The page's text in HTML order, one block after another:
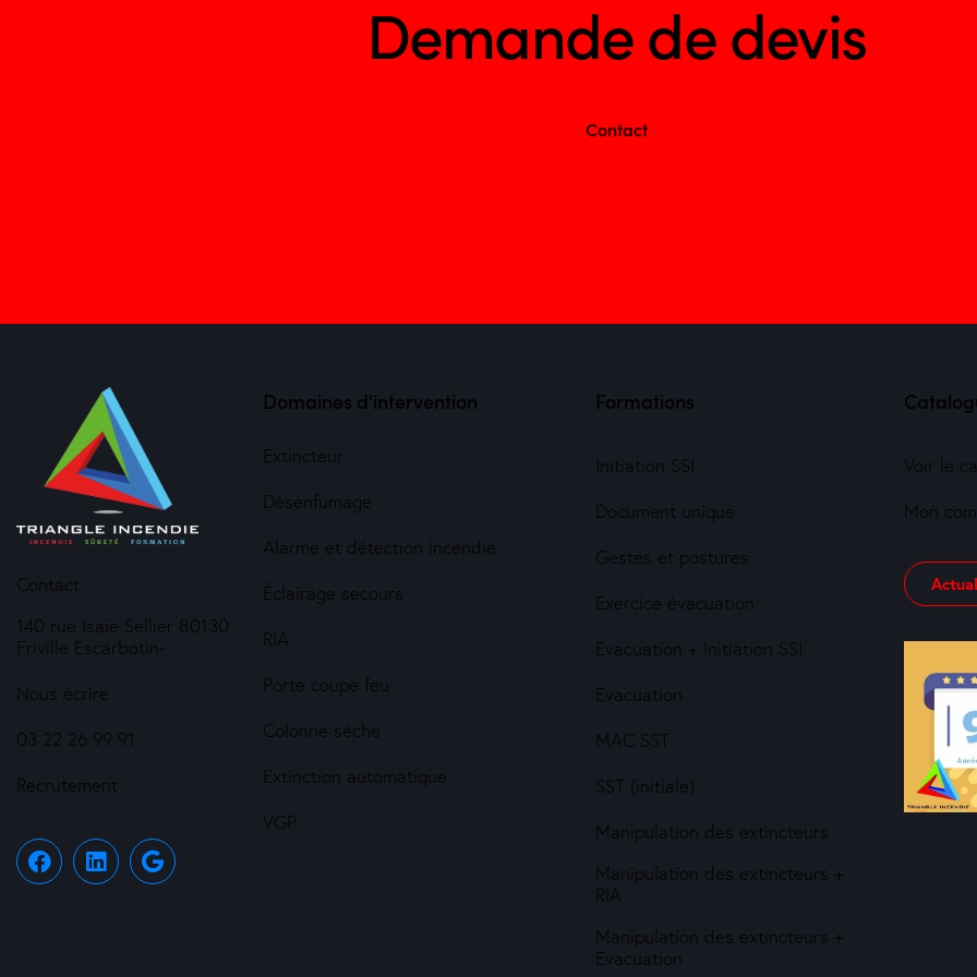
Demande de devis
Contact
Contact
140 rue Isaïe Sellier 80130
Friville Escarbotin-
Nous écrire
03 22 26 99 91
Recrutement
Domaines d'intervention
Extincteur
Désenfumage
Alarme et détection incendie
Éclairage secours
RIA
Porte coupe feu
Colonne sèche
Extinction automatique
VGP
Formations
Initiation SSI
Document unique
Gestes et postures
Exercice évacuation
Evacuation + Initiation SSI
Evacuation
MAC SST
SST (initiale)
Manipulation des extincteurs
Manipulation des extincteurs +
RIA
Manipulation des extincteurs +
Evacuation
Voir le
Mon